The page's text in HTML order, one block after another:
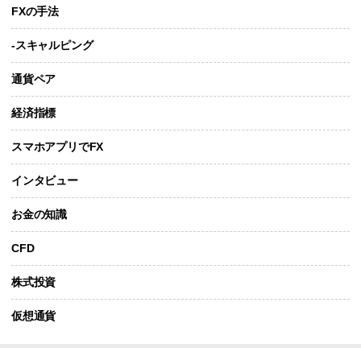
FXの手法
-スキャルピング
通貨ペア
経済指標
スマホアプリでFX
インタビュー
お金の知識
CFD
株式投資
仮想通貨